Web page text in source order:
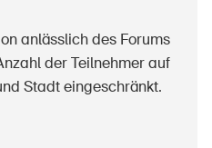
e Comuni
anlässlich des Forums
der Teilnehmer auf
Stadt eingeschränkt.